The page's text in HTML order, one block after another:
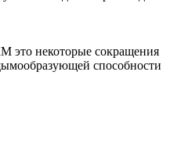
это некоторые сокращения
способности